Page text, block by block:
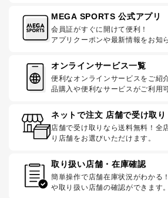
MEGA SPORTS 公式アプリ
会員証がすぐに開けて便利！
アプリクーポンや最新情報をお知
オンラインサービス一覧
便利なオンラインサービスをご紹
品購入や便利なサービスがご利用
ネットで注文 店舗で受け取り
店舗で受け取りなら送料無料！全
り店舗をお選びいただけます。
取り扱い店舗・在庫確認
簡単操作で店舗在庫状況がわかる
や取り扱い店舗の確認ができます。